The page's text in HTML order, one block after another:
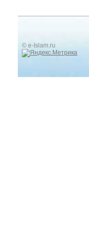
© e-Islam.ru